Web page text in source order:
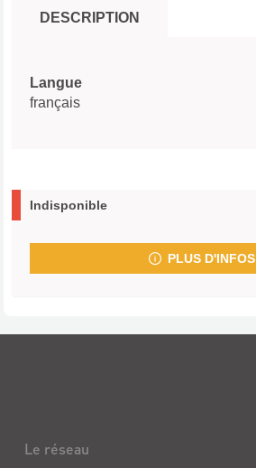
recherche
de
recherche
de
DESCRIPTION
Langue
français
Indisponible
PLUS D'INFOS
Le réseau